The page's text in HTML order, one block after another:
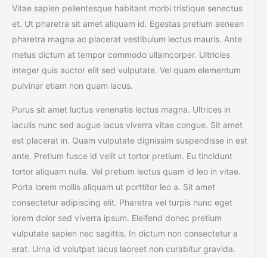
Vitae sapien pellentesque habitant morbi tristique senectus
et. Ut pharetra sit amet aliquam id. Egestas pretium aenean
pharetra magna ac placerat vestibulum lectus mauris. Ante
metus dictum at tempor commodo ullamcorper. Ultricies
integer quis auctor elit sed vulputate. Vel quam elementum
pulvinar etiam non quam lacus.
Purus sit amet luctus venenatis lectus magna. Ultrices in
iaculis nunc sed augue lacus viverra vitae congue. Sit amet
est placerat in. Quam vulputate dignissim suspendisse in est
ante. Pretium fusce id velit ut tortor pretium. Eu tincidunt
tortor aliquam nulla. Vel pretium lectus quam id leo in vitae.
Porta lorem mollis aliquam ut porttitor leo a. Sit amet
consectetur adipiscing elit. Pharetra vel turpis nunc eget
lorem dolor sed viverra ipsum. Eleifend donec pretium
vulputate sapien nec sagittis. In dictum non consectetur a
erat. Urna id volutpat lacus laoreet non curabitur gravida.